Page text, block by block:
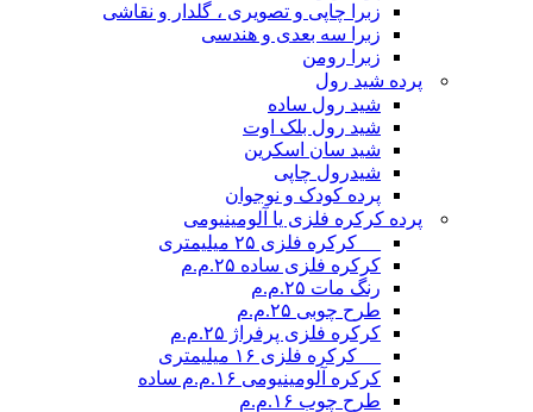
زبرا چاپی و تصویری ، گلدار و نقاشی
زبرا سه بعدی و هندسی
زبرا رومن
پرده شید رول
شید رول ساده
شید رول بلک اوت
شید سان اسکرین
شیدرول چاپی
پرده کودک و نوجوان
پرده کرکره فلزی یا آلومینیومی
__ کرکره فلزی ۲۵ میلیمتری
کرکره فلزی ساده ۲۵.م.م
رنگ مات ۲۵.م.م
طرح چوبی ۲۵.م.م
کرکره فلزی پرفراژ ۲۵.م.م
__ کرکره فلزی ۱۶ میلیمتری
کرکره آلومینیومی ۱۶.م.م ساده
طرح چوب ۱۶.م.م